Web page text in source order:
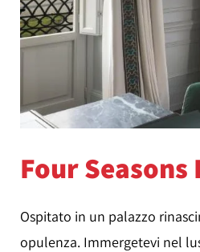
Four
Ospitato in un palazzo
opulenza. Immergetevi nel